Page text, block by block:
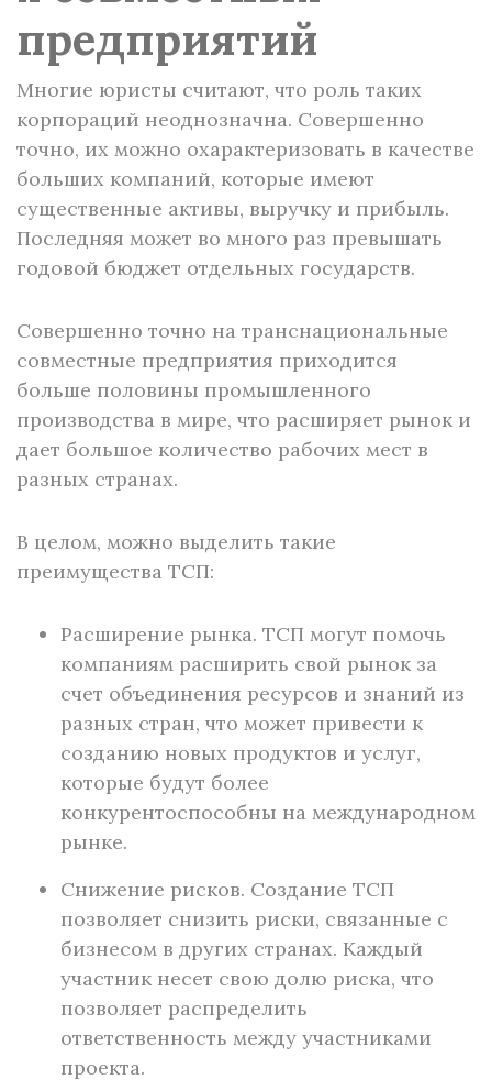
предприятий
Многие юристы считают, что роль таких
корпораций неоднозначна. Совершенно
точно, их можно охарактеризовать в качестве
больших компаний, которые имеют
существенные активы, выручку и прибыль.
Последняя может во много раз превышать
годовой бюджет отдельных государств.
Совершенно точно на транснациональные
совместные предприятия приходится
больше половины промышленного
производства в мире, что расширяет рынок и
дает большое количество рабочих мест в
разных странах.
В целом, можно выделить такие
преимущества ТСП:
Расширение рынка. ТСП могут помочь
компаниям расширить свой рынок за
счет объединения ресурсов и знаний из
разных стран, что может привести к
созданию новых продуктов и услуг,
которые будут более
конкурентоспособны на международном
рынке.
Снижение рисков. Создание ТСП
позволяет снизить риски, связанные с
бизнесом в других странах. Каждый
участник несет свою долю риска, что
позволяет распределить
ответственность между участниками
проекта.